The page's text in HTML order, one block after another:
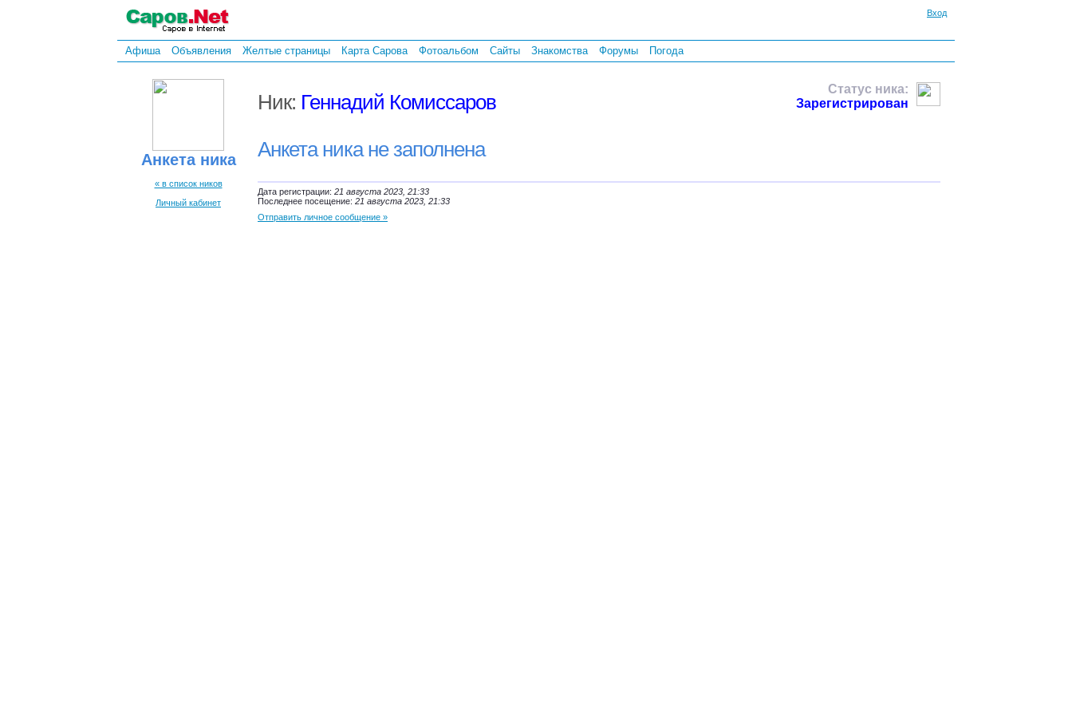
Вход
Афиша Объявления Желтые страницы Карта Сарова Фотоальбом Сайты Знакомства Форумы Погода
Анкета ника
« в список ников
Личный кабинет
Ник: Геннадий Комиссаров
Статус ника:
Зарегистрирован
Анкета ника не заполнена
Дата регистрации: 21 августа 2023, 21:33
Последнее посещение: 21 августа 2023, 21:33
Отправить личное сообщение »